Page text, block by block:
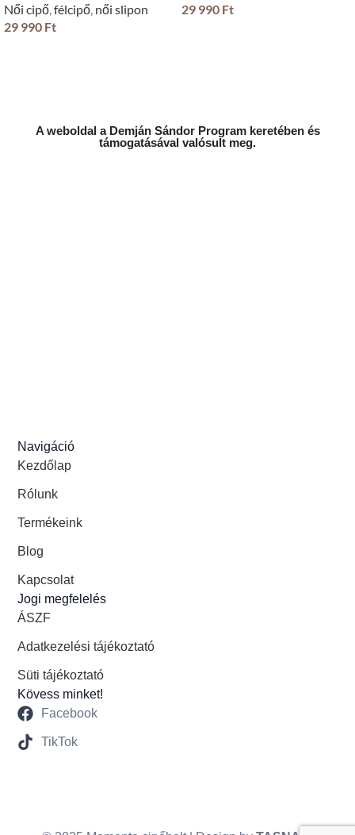
Női cipő,félcipő, női slipon
29 990 Ft
29 990 Ft
A weboldal a Demján Sándor Program keretében és
támogatásával valósult meg.
Navigáció
Kezdőlap
Rólunk
Termékeink
Blog
Kapcsolat
Jogi megfelelés
ÁSZF
Adatkezelési tájékoztató
Süti tájékoztató
Kövess minket!
Facebook
TikTok